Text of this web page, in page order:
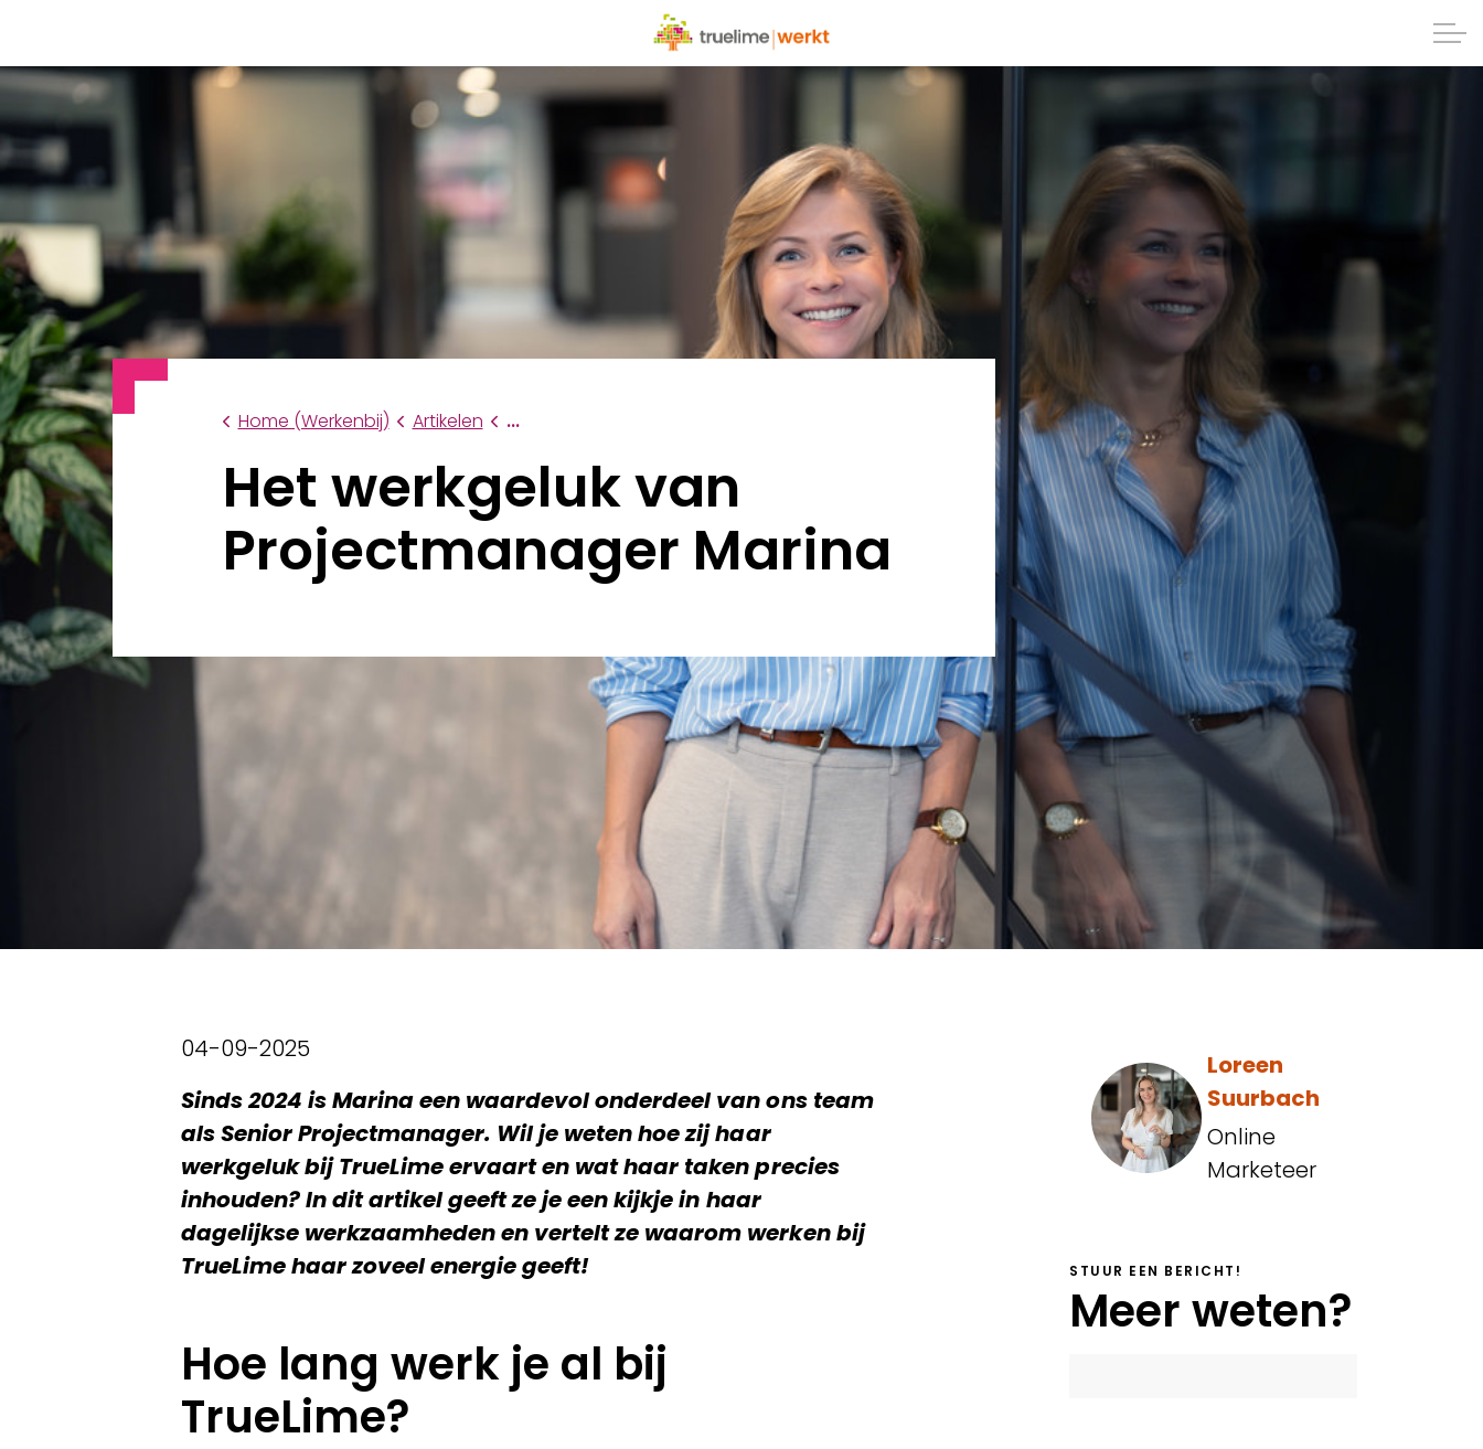
Home (Werkenbij) Artikelen ...
Het werkgeluk van
Projectmanager Marina
04-09-2025
Sinds 2024 is Marina een waardevol onderdeel van ons team
als Senior Projectmanager. Wil je weten hoe zij haar
werkgeluk bij TrueLime ervaart en wat haar taken precies
inhouden? In dit artikel geeft ze je een kijkje in haar
dagelijkse werkzaamheden en vertelt ze waarom werken bij
TrueLime haar zoveel energie geeft!
Hoe lang werk je al bij
TrueLime?
Loreen
Suurbach
Online
Marketeer
STUUR EEN BERICHT!
Meer weten?